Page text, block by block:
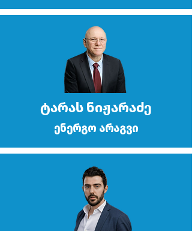
ტარას ნიჟარაძე
ენერგო არაგვი